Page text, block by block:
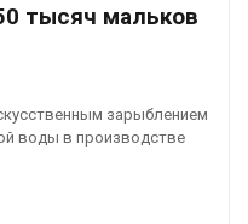
тысяч мальков
зарыблением
воды в производстве